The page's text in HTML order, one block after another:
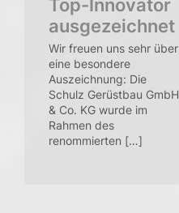
Top-Innovator
ausgezeichnet
Wir freuen uns sehr über
eine besondere
Auszeichnung: Die
Schulz Gerüstbau GmbH
& Co. KG wurde im
Rahmen des
renommierten […]